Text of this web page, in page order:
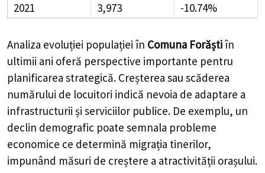
2021
3,973 -10.74%
Analiza evoluției populației în Comuna Forăștiîn
ultimii ani oferă perspective importante pentru
planificarea strategică. Creșterea sau scăderea
numărului de locuitori indică nevoia de adaptare a
infrastructurii și serviciilor publice. De exemplu, un
declin demografic poate semnala probleme
economice ce determină migrația tinerilor,
impunând măsuri de creștere a atractivității orașului.